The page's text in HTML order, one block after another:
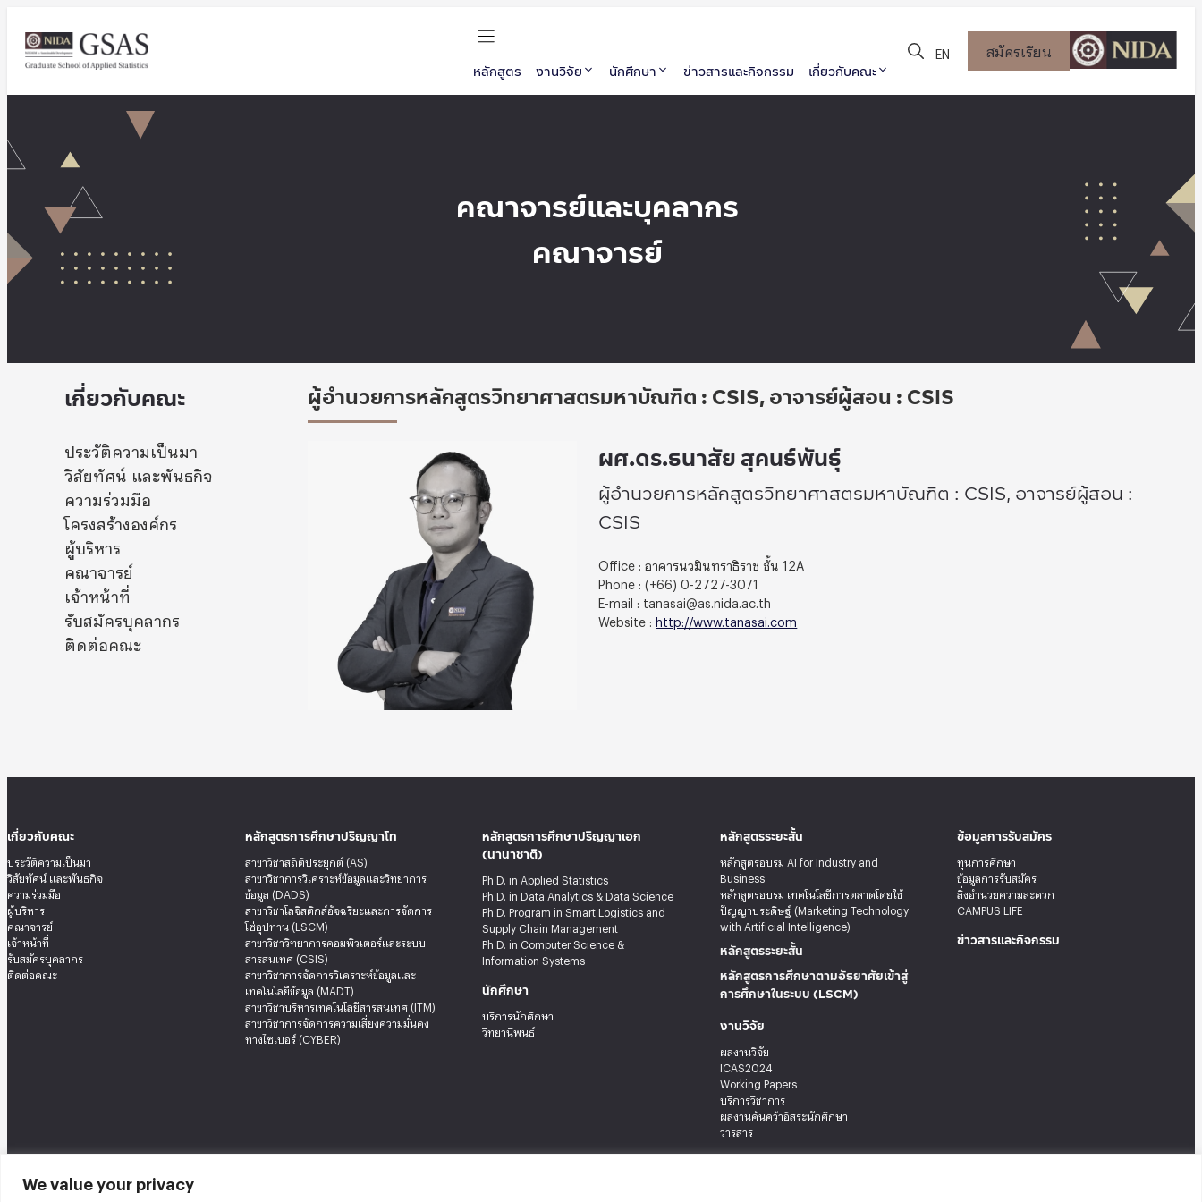
We value your privacy
หลักสูตร งานวิจัย นักศึกษา ข่าวสารและกิจกรรม เกี่ยวกับคณะ
EN สมัครเรียน
คณาจารย์และบุคลากร
คณาจารย์
เกี่ยวกับคณะ
ประวัติความเป็นมา
วิสัยทัศน์ และพันธกิจ
ความร่วมมือ
โครงสร้างองค์กร
ผู้บริหาร
คณาจารย์
เจ้าหน้าที่
รับสมัครบุคลากร
ติดต่อคณะ
ผู้อำนวยการหลักสูตรวิทยาศาสตรมหาบัณฑิต : CSIS, อาจารย์ผู้สอน : CSIS
ผศ.ดร.ธนาสัย สุคนธ์พันธุ์
ผู้อำนวยการหลักสูตรวิทยาศาสตรมหาบัณฑิต : CSIS, อาจารย์ผู้สอน :
CSIS
Office : อาคารนวมินทราธิราช ชั้น 12A
Phone : (+66) 0-2727-3071
E-mail : tanasai@as.nida.ac.th
Website :http://www.tanasai.com
เกี่ยวกับคณะ
ประวัติความเป็นมา
วิสัยทัศน์ และพันธกิจ
ความร่วมมือ
ผู้บริหาร
คณาจารย์
เจ้าหน้าที่
รับสมัครบุคลากร
ติดต่อคณะ
หลักสูตรการศึกษาปริญญาโท
สาขาวิชาสถิติประยุกต์ (AS)
สาขาวิชาการวิเคราะห์ข้อมูลและวิทยาการ
ข้อมูล (DADS)
สาขาวิชาโลจิสติกส์อัจฉริยะและการจัดการ
โซ่อุปทาน (LSCM)
สาขาวิชาวิทยาการคอมพิวเตอร์และระบบ
สารสนเทศ (CSIS)
สาขาวิชาการจัดการวิเคราะห์ข้อมูลและ
เทคโนโลยีข้อมูล (MADT)
สาขาวิชาบริหารเทคโนโลยีสารสนเทศ (ITM)
สาขาวิชาการจัดการความเสี่ยงความมั่นคง
ทางไซเบอร์ (CYBER)
หลักสูตรการศึกษาปริญญาเอก
(นานาชาติ)
Ph.D. in Applied Statistics
Ph.D. in Data Analytics & Data Science
Ph.D. Program in Smart Logistics and
Supply Chain Management
Ph.D. in Computer Science &
Information Systems
นักศึกษา
บริการนักศึกษา
วิทยานิพนธ์
หลักสูตรระยะสั้น
หลักสูตรอบรม AI for Industry and
Business
หลักสูตรอบรม เทคโนโลยีการตลาดโดยใช้
ปัญญาประดิษฐ์ (Marketing Technology
with Artificial Intelligence)
หลักสูตรระยะสั้น
หลักสูตรการศึกษาตามอัธยาศัยเข้าสู่
การศึกษาในระบบ (LSCM)
งานวิจัย
ผลงานวิจัย
ICAS2024
Working Papers
บริการวิชาการ
ผลงานค้นคว้าอิสระนักศึกษา
วารสาร
ข้อมูลการรับสมัคร
ทุนการศึกษา
ข้อมูลการรับสมัคร
สิ่งอำนวยความสะดวก
CAMPUS LIFE
ข่าวสารและกิจกรรม
คณะสถิติประยุกต์ อาคารนวมินทราธิราช ชั้น 12 เลขที่ 148 ถนนเสรีไทย แขวงคลองจั่น เขตบางกะปิ กรุงเทพมหานคร 10240